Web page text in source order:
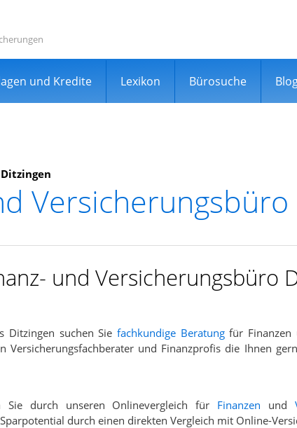
und Kredite Lexikon Bürosuche
und Versicherungsbüro
Ditzingen suchen Sie fachkundige Beratungfür Finanzen
und Finanzprofis die Ihnen
Sie durch unseren Onlinevergleich für Finanzen und
durch einen direkten Vergleich mit Online-